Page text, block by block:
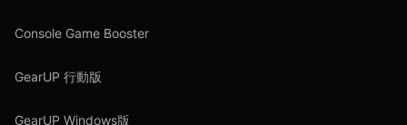
Console Game Booster
GearUP 行動版
GearUP Windows版